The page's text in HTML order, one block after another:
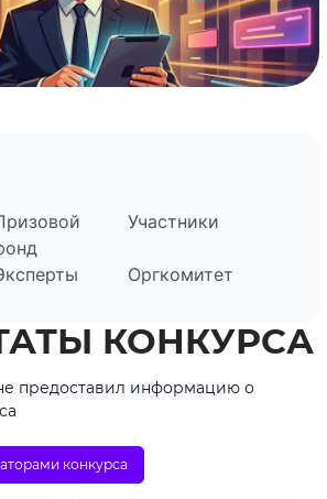
Участники
Оргкомитет
КОНКУРСА
предоставил информацию о
конкурса